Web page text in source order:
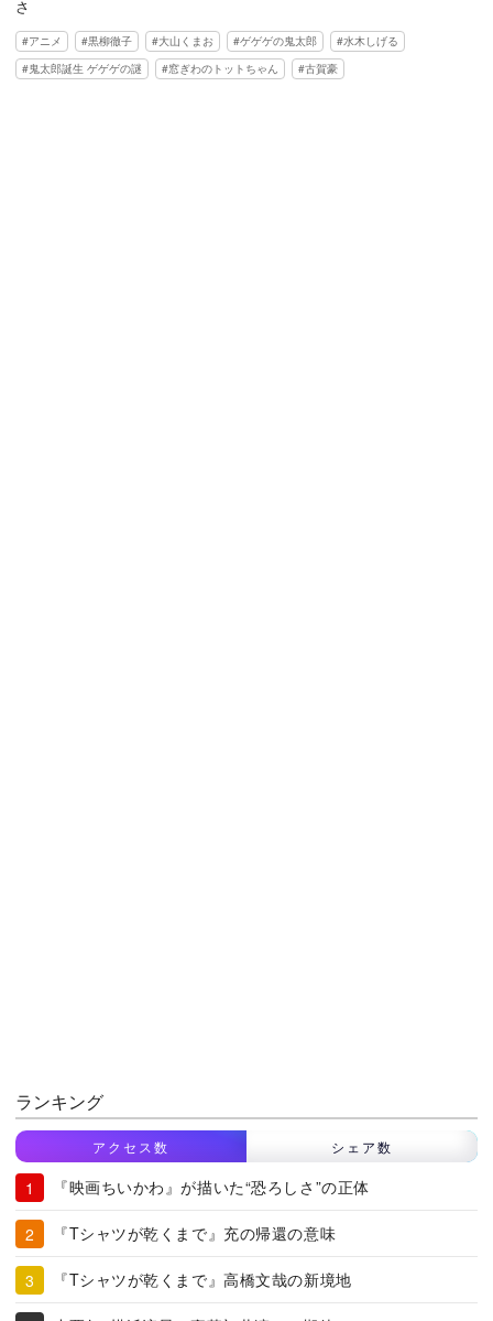
さ
アニメ 黒柳徹子 大山くまお ゲゲゲの鬼太郎
水木しげる
鬼太郎誕生 ゲゲゲの謎
窓ぎわのトットちゃん 古賀豪
ランキング
アクセス数 シェア数
『映画ちいかわ』が描いた“恐ろしさ”の正体
『Tシャツが乾くまで』充の帰還の意味
『Tシャツが乾くまで』高橋文哉の新境地